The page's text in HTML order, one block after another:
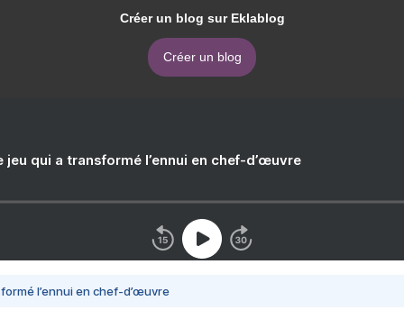
Créer un blog sur Eklablog
Créer un blog
jeu qui a transformé l’ennui en chef-d’œuvre
l’ennui en chef-d’œuvre